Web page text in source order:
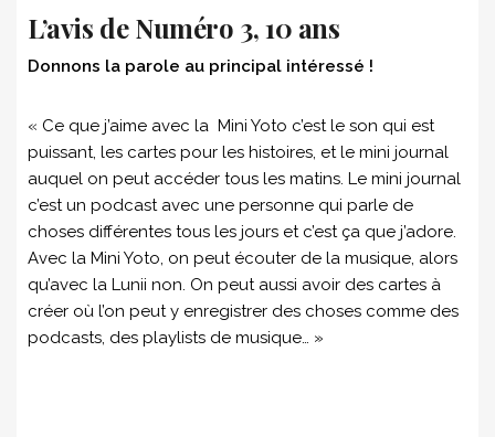
L’avis de Numéro 3, 10 ans
Donnons la parole au principal intéressé !
« Ce que j’aime avec la Mini Yoto c’est le son qui est
puissant, les cartes pour les histoires, et le mini journal
auquel on peut accéder tous les matins. Le mini journal
c’est un podcast avec une personne qui parle de
choses différentes tous les jours et c’est ça que j’adore.
Avec la Mini Yoto, on peut écouter de la musique, alors
qu’avec la Lunii non. On peut aussi avoir des cartes à
créer où l’on peut y enregistrer des choses comme des
podcasts, des playlists de musique… »